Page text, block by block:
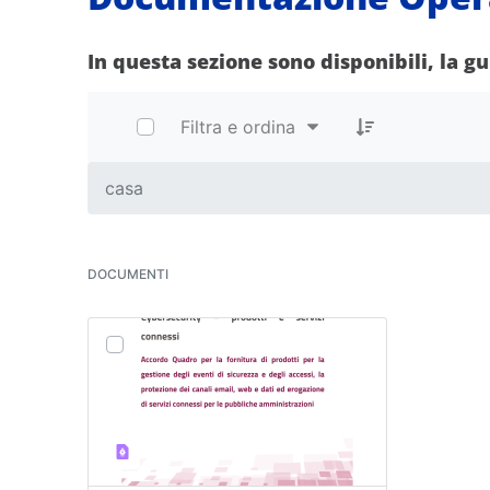
In questa sezione sono disponibili, la
Filtra e ordina
casa
DOCUMENTI